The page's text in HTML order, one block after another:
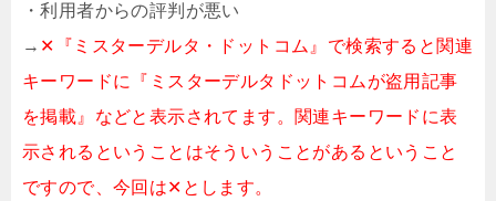
・利用者からの評判が悪い
→ ✕『ミスターデルタ・ドットコム』で検索すると関連
キーワードに『ミスターデルタドットコムが盗用記事
を掲載』などと表示されてます。関連キーワードに表
示されるということはそういうことがあるということ
ですので、今回は✕とします。